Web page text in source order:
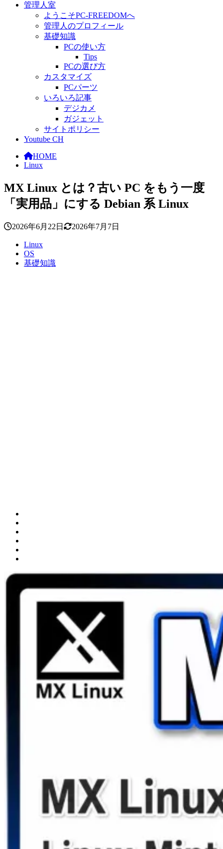
管理人室
ようこそPC-FREEDOMへ
管理人のプロフィール
基礎知識
PCの使い方
Tips
PCの選び方
カスタマイズ
PCパーツ
いろいろ記事
デジカメ
ガジェット
サイトポリシー
Youtube CH
HOME
Linux
MX Linux とは？古い PC をもう一度
「実用品」にする Debian 系 Linux
2026年6月22日 2026年7月7日
Linux
OS
基礎知識